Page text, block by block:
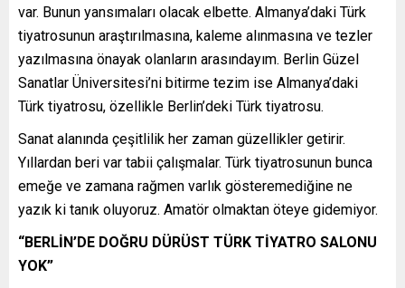
var. Bunun yansımaları olacak elbette. Almanya’daki Türk
tiyatrosunun araştırılmasına, kaleme alınmasına ve tezler
yazılmasına önayak olanların arasındayım. Berlin Güzel
Sanatlar Üniversitesi’ni bitirme tezim ise Almanya’daki
Türk tiyatrosu, özellikle Berlin’deki Türk tiyatrosu.
Sanat alanında çeşitlilik her zaman güzellikler getirir.
Yıllardan beri var tabii çalışmalar. Türk tiyatrosunun bunca
emeğe ve zamana rağmen varlık gösteremediğine ne
yazık ki tanık oluyoruz. Amatör olmaktan öteye gidemiyor.
“BERLİN’DE DOĞRU DÜRÜST TÜRK TİYATRO SALONU
YOK”